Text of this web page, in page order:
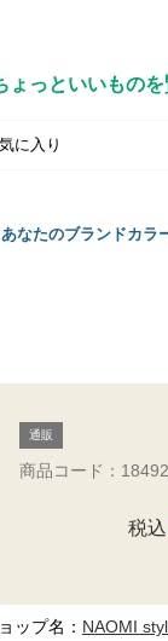
ょっといいもの
に入り
あなたのブランドカラ
通販
商品コード：
ップ名： NAOMI